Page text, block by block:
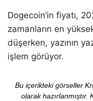
Dogecoin’in fiyatı,
zamanların en
düşerken, yazının
işlem görüyor.
Bu içerikteki görseller
olarak hazırlanmıştır.